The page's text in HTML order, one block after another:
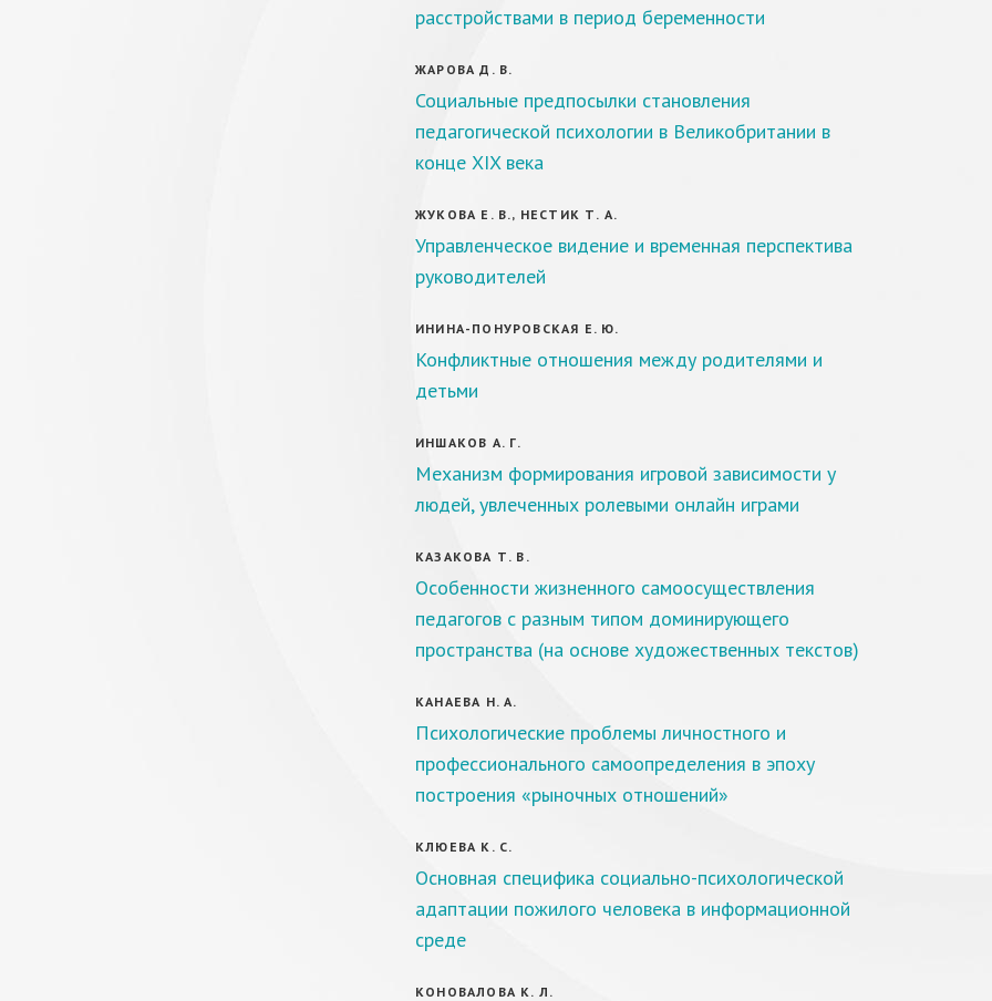
расстройствами в период беременности
ЖАРОВА Д. В.
Социальные предпосылки становления
педагогической психологии в Великобритании в
конце XIX века
ЖУКОВА Е. В., НЕСТИК Т. А.
Управленческое видение и временная перспектива
руководителей
ИНИНА-ПОНУРОВСКАЯ Е. Ю.
Конфликтные отношения между родителями и
детьми
ИНШАКОВ А. Г.
Механизм формирования игровой зависимости у
людей, увлеченных ролевыми онлайн играми
КАЗАКОВА Т. В.
Особенности жизненного самоосуществления
педагогов с разным типом доминирующего
пространства (на основе художественных текстов)
КАНАЕВА Н. А.
Психологические проблемы личностного и
профессионального самоопределения в эпоху
построения «рыночных отношений»
КЛЮЕВА К. С.
Основная специфика социально-психологической
адаптации пожилого человека в информационной
среде
КОНОВАЛОВА К. Л.